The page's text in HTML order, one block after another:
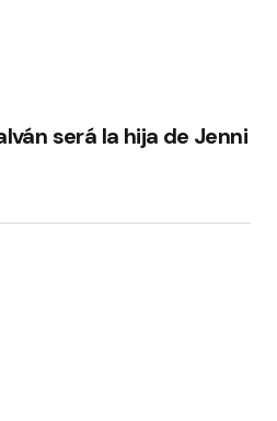
será la hija de Jenni